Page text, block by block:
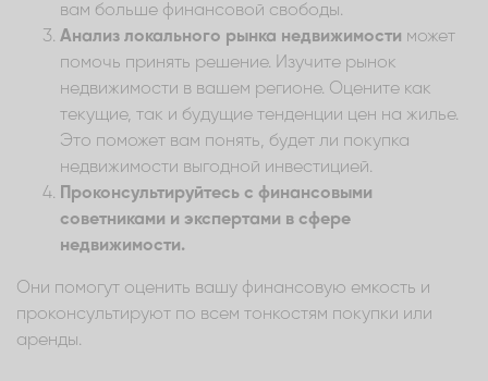
вам больше финансовой свободы.
Анализ локального рынка недвижимости может
помочь принять решение. Изучите рынок
недвижимости в вашем регионе. Оцените как
текущие, так и будущие тенденции цен на жилье.
Это поможет вам понять, будет ли покупка
недвижимости выгодной инвестицией.
Проконсультируйтесь с финансовыми
советниками и экспертами в сфере
недвижимости.
Они помогут оценить вашу финансовую емкость и
проконсультируют по всем тонкостям покупки или
аренды.